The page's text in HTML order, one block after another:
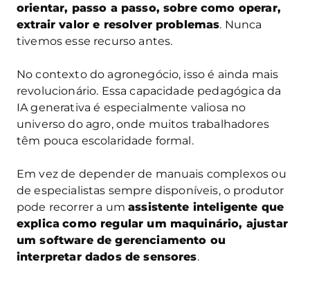
orientar, passo a passo, sobre como operar,
extrair valor e resolver problemas. Nunca
tivemos esse recurso antes.
No contexto do agronegócio, isso é ainda mais
revolucionário. Essa capacidade pedagógica da
IA generativa é especialmente valiosa no
universo do agro, onde muitos trabalhadores
têm pouca escolaridade formal.
Em vez de depender de manuais complexos ou
de especialistas sempre disponíveis, o produtor
pode recorrer a umassistente inteligente que
explica como regular um maquinário, ajustar
um software de gerenciamento ou
interpretar dados de sensores.